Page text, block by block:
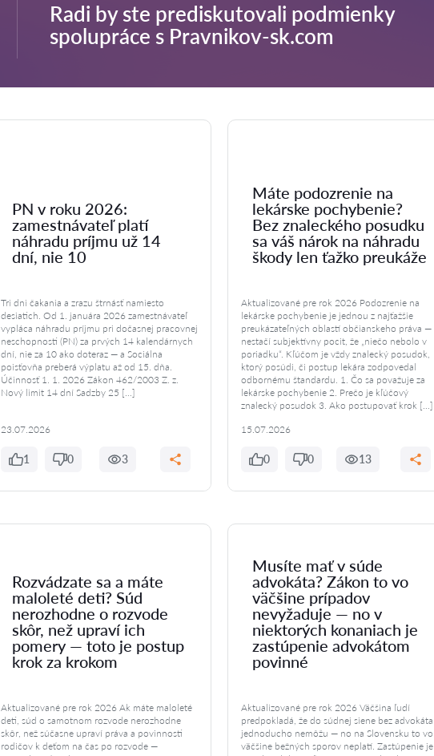
Radi by ste prediskutovali podmienky
spolupráce s Pravnikov-sk.com
PN v roku 2026:
zamestnávateľ platí
náhradu príjmu už 14
dní, nie 10
Tri dni čakania a zrazu štrnásť namiesto
desiatich. Od 1. januára 2026 zamestnávateľ
vypláca náhradu príjmu pri dočasnej pracovnej
neschopnosti (PN) za prvých 14 kalendárnych
dní, nie za 10 ako doteraz — a Sociálna
poisťovňa preberá výplatu až od 15. dňa.
Účinnosť 1. 1. 2026 Zákon 462/2003 Z. z.
Nový limit 14 dní Sadzby 25 […]
23.07.2026
1 0 3
Máte podozrenie na
lekárske pochybenie?
Bez znaleckého posudku
sa váš nárok na náhradu
škody len ťažko preukáže
Aktualizované pre rok 2026 Podozrenie na
lekárske pochybenie je jednou z najťažšie
preukázateľných oblastí občianskeho práva —
nestačí subjektívny pocit, že „niečo nebolo v
poriadku“. Kľúčom je vždy znalecký posudok,
ktorý posúdi, či postup lekára zodpovedal
odbornému štandardu. 1. Čo sa považuje za
lekárske pochybenie 2. Prečo je kľúčový
znalecký posudok 3. Ako postupovať krok […]
15.07.2026
0 0 13
Rozvádzate sa a máte
maloleté deti? Súd
nerozhodne o rozvode
skôr, než upraví ich
pomery — toto je postup
krok za krokom
Aktualizované pre rok 2026 Ak máte maloleté
deti, súd o samotnom rozvode nerozhodne
skôr, než súčasne upraví práva a povinnosti
rodičov k deťom na čas po rozvode —
Musíte mať v súde
advokáta? Zákon to vo
väčšine prípadov
nevyžaduje — no v
niektorých konaniach je
zastúpenie advokátom
povinné
Aktualizované pre rok 2026 Väčšina ľudí
predpokladá, že do súdnej siene bez advokáta
jednoducho nemôžu — no na Slovensku to vo
väčšine bežných sporov neplatí. Zastúpenie je